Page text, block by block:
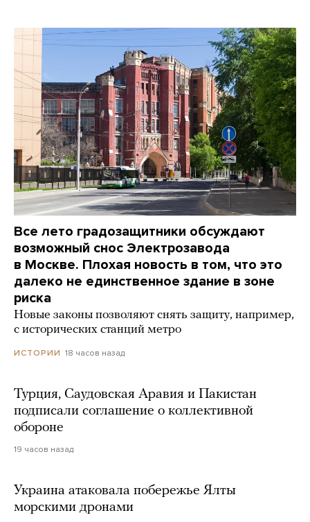
Все лето градозащитники обсуждают
возможный снос Электрозавода
в Москве. Плохая новость в том, что это
далеко не единственное здание в зоне
риска
Новые законы позволяют снять защиту, например,
с исторических станций метро
ИСТОРИИ 18 часов назад
Турция, Саудовская Аравия и Пакистан
подписали соглашение о коллективной
обороне
19 часов назад
Украина атаковала побережье Ялты
морскими дронами